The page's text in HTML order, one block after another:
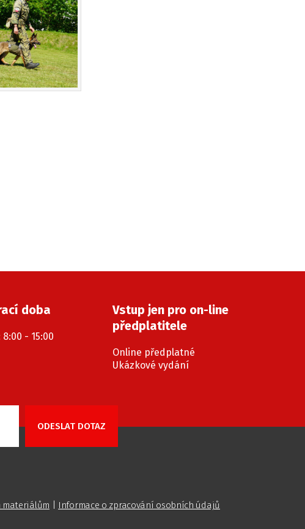
doba
8:00 - 15:00
Vstup jen pro on-line
předplatitele
Online předplatné
Ukázkové vydání
materiálům Informace o zpracování osobních údajů